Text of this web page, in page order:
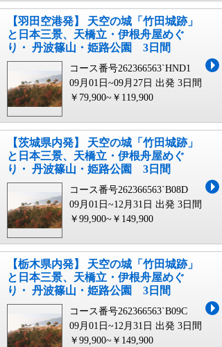
【羽田空港発】 天空の城「竹田城跡」
と日本三景、天橋立・伊根舟屋めぐ
り・ 丹波篠山・姫路公園 3日間
コース番号262366563`HND1
09月01日~09月27日 出発 3日間
￥79,900~￥119,900
【茨城県内発】 天空の城「竹田城跡」
と日本三景、天橋立・伊根舟屋めぐ
り・ 丹波篠山・姫路公園 3日間
コース番号262366563`B08D
09月01日~12月31日 出発 3日間
￥99,900~￥149,900
【栃木県内発】 天空の城「竹田城跡」
と日本三景、天橋立・伊根舟屋めぐ
り・ 丹波篠山・姫路公園 3日間
コース番号262366563`B09C
09月01日~12月31日 出発 3日間
￥99,900~￥149,900